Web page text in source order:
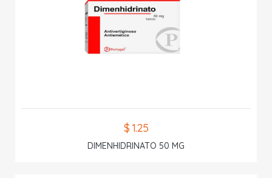
$ 1.25
DIMENHIDRINATO 50 MG